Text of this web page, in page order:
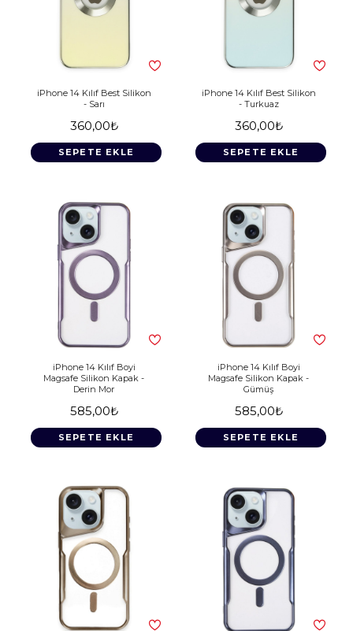
iPhone 14 Kılıf Best Silikon
- Sarı
360,00₺
SEPETE EKLE
iPhone 14 Kılıf Best Silikon
- Turkuaz
360,00₺
SEPETE EKLE
iPhone 14 Kılıf Boyi
Magsafe Silikon Kapak -
Derin Mor
585,00₺
SEPETE EKLE
iPhone 14 Kılıf Boyi
Magsafe Silikon Kapak -
Gümüş
585,00₺
SEPETE EKLE